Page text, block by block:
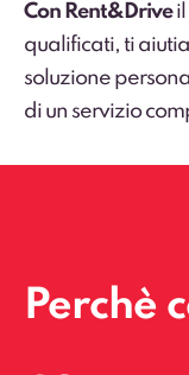
Con Rent&Driveil
qualificati, ti
soluzione
di un servizio
Perchè